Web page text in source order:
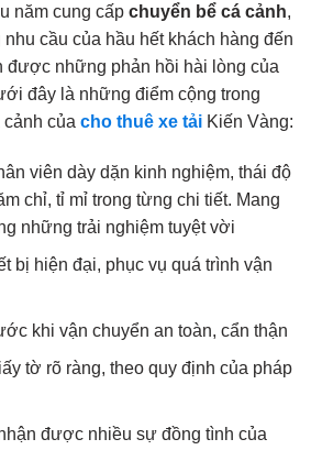
năm cung cấp chuyển bể cá cảnh,
cầu của hầu hết khách hàng đến
được những phản hồi hài lòng của
đây là những điểm cộng trong
của cho thuê xe tải Kiến Vàng:
viên dày dặn kinh nghiệm, thái độ
chỉ, tỉ mỉ trong từng chi tiết. Mang
những trải nghiệm tuyệt vời
bị hiện đại, phục vụ quá trình vận
khi vận chuyển an toàn, cẩn thận
tờ rõ ràng, theo quy định của pháp
được nhiều sự đồng tình của